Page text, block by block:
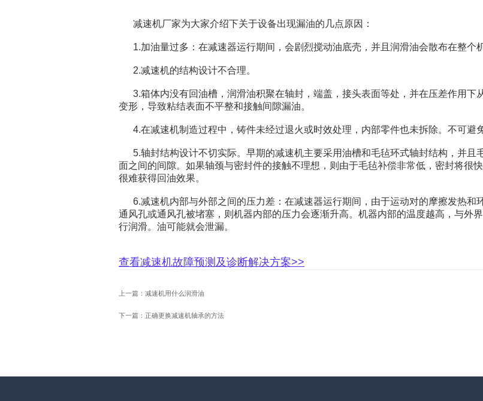
减速机厂家为大家介绍下关于设备出现漏油的几点原因：
1.加油量过多：在减速器运行期间，会剧烈搅动油底壳，并且润滑油会散布在整个机
2.减速机的结构设计不合理。
3.箱体内没有回油槽，润滑油积聚在轴封，端盖，接头表面等处，并在压差作用下
变形，导致粘结表面不平整和接触间隙漏油。
4.在减速机制造过程中，铸件未经过退火或时效处理，内部零件也未拆除。不可避
5.轴封结构设计不切实际。早期的减速机主要采用油槽和毛毡环式轴封结构，并且
面之间的间隙。如果轴颈与密封件的接触不理想，则由于毛毡补偿非常低，密封将很
很难获得回油效果。
6.减速机内部与外部之间的压力差：在减速器运行期间，由于运动对的摩擦发热和
通风孔或通风孔被堵塞，则机器内部的压力会逐渐升高。机器内部的温度越高，与外
行润滑。油可能就会泄漏。
查看减速机故障预测及诊断解决方案>>
上一篇：减速机用什么润滑油
下一篇：正确更换减速机轴承的方法